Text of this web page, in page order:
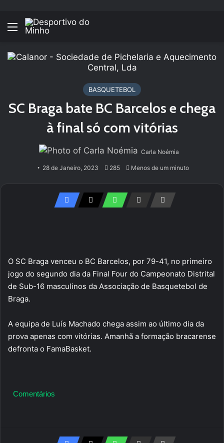
Menu
BASQUETEBOL
SC Braga bate BC Barcelos e chega
à final só com vitórias
Carla Noémia
28 de Janeiro, 2023 285 Menos de um minuto
O SC Braga venceu o BC Barcelos, por 79-41, no primeiro
jogo do segundo dia da Final Four do Campeonato Distrital
de Sub-16 masculinos da Associação de Basquetebol de
Braga.
A equipa de Luís Machado chega assim ao último dia da
prova apenas com vitórias. Amanhã a formação bracarense
defronta o FamaBasket.
Comentários